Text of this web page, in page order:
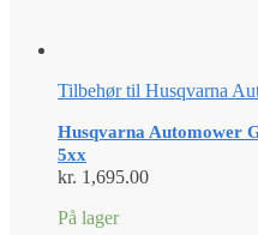
Tilbehør til Husqvarna
Husqvarna Automower
5xx
kr. 1,695.00
På lager